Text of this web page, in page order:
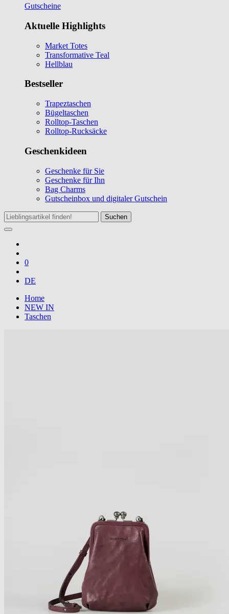
Gutscheine
Aktuelle Highlights
Market Totes
Transformative Teal
Hellblau
Bestseller
Trapeztaschen
Bügeltaschen
Rolltop-Taschen
Rolltop-Rucksäcke
Geschenkideen
Geschenke für Sie
Geschenke für Ihn
Bag Charms
Gutscheinbox und digitaler Gutschein
Suchen
0
DE
Home
NEW IN
Taschen